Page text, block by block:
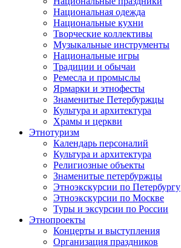
Национальная одежда
Национальные кухни
Творческие коллективы
Музыкальные инструменты
Национальные игры
Традиции и обычаи
Ремесла и промыслы
Ярмарки и этнофесты
Знаменитые Петербуржцы
Культура и архитектура
Храмы и церкви
Этнотуризм
Календарь персоналий
Культура и архитектура
Религиозные объекты
Знаменитые петербуржцы
Этноэкскурсии по Петербургу
Этноэкскурсии по Москве
Туры и эксурсии по России
Этнопроекты
Концерты и выступления
Организация праздников